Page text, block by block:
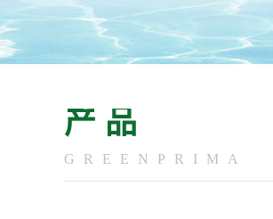
产品
GREENPRIMA